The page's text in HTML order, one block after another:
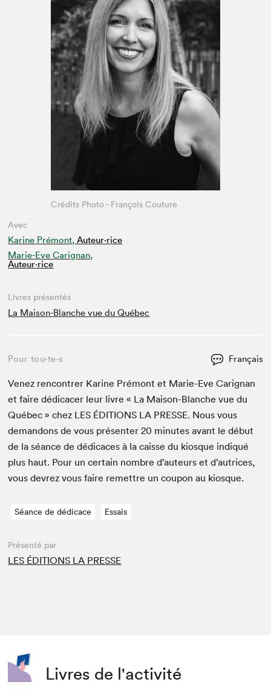
Avec
Karine Prémont, Auteur·rice
Marie-Eve Carignan,
Auteur·rice
Crédits Photo - François Couture
Livres présentés
La Maison-Blanche vue du Québec
Pour tou⋅te⋅s Français
Venez ren­con­tr­er Karine Pré­mont et Marie-Eve Carig­nan
et faire dédi­cac­er leur livre « La Mai­son-Blanche vue du
Québec » chez LES ÉDI­TIONS LA PRESSE. Nous vous
deman­dons de vous présen­ter20 min­utes avant le début
de la séance de dédi­caces à la caisse du kiosque indiqué
plus haut. Pour un cer­tain nom­bre d’auteurs et d’autrices,
vous devrez vous faire remet­tre un coupon au kiosque.
Séance de dédicace Essais
Présenté par
LES ÉDITIONS LA PRESSE
Livres de l'activité